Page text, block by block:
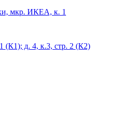
мкр. ИКЕА, к. 1
(К1); д. 4, к.3, стр. 2 (К2)